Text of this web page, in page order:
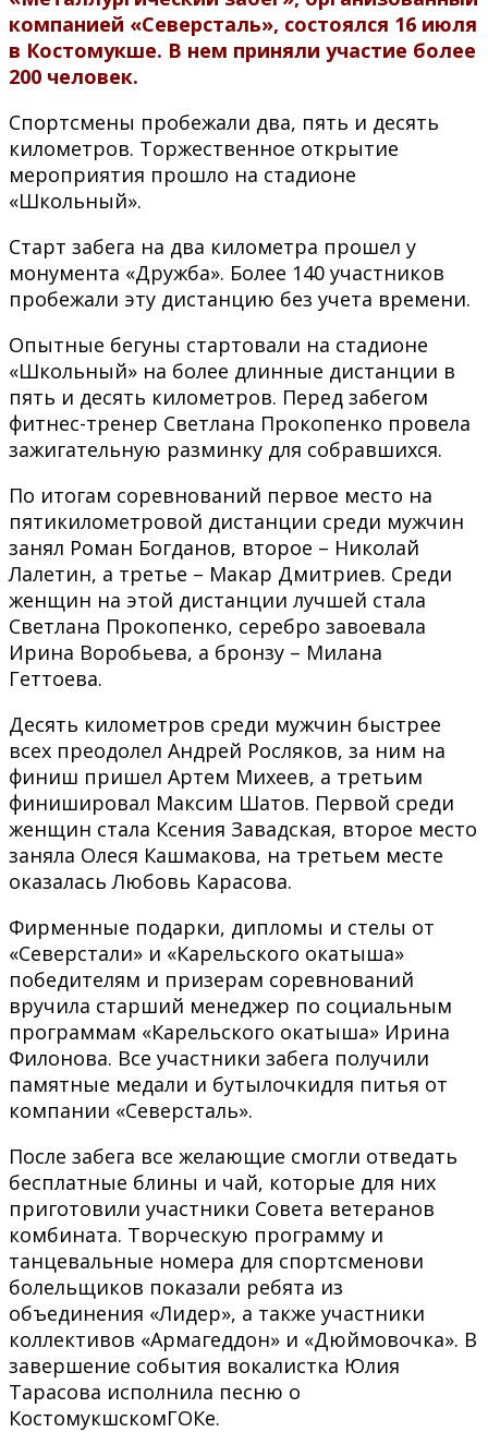
компанией «Северсталь», состоялся 16 июля
в Костомукше. В нем приняли участие более
200 человек.
Спортсмены пробежали два, пять и десять
километров. Торжественное открытие
мероприятия прошло на стадионе
«Школьный».
Старт забега на два километра прошел у
монумента «Дружба». Более 140 участников
пробежали эту дистанцию без учета времени.
Опытные бегуны стартовали на стадионе
«Школьный» на более длинные дистанции в
пять и десять километров. Перед забегом
фитнес-тренер Светлана Прокопенко провела
зажигательную разминку для собравшихся.
По итогам соревнований первое место на
пятикилометровой дистанции среди мужчин
занял Роман Богданов, второе – Николай
Лалетин, а третье – Макар Дмитриев. Среди
женщин на этой дистанции лучшей стала
Светлана Прокопенко, серебро завоевала
Ирина Воробьева, а бронзу – Милана
Геттоева.
Десять километров среди мужчин быстрее
всех преодолел Андрей Росляков, за ним на
финиш пришел Артем Михеев, а третьим
финишировал Максим Шатов. Первой среди
женщин стала Ксения Завадская, второе место
заняла Олеся Кашмакова, на третьем месте
оказалась Любовь Карасова.
Фирменные подарки, дипломы и стелы от
«Северстали» и «Карельского окатыша»
победителям и призерам соревнований
вручила старший менеджер по социальным
программам «Карельского окатыша» Ирина
Филонова. Все участники забега получили
памятные медали и бутылочкидля питья от
компании «Северсталь».
После забега все желающие смогли отведать
бесплатные блины и чай, которые для них
приготовили участники Совета ветеранов
комбината. Творческую программу и
танцевальные номера для спортсменови
болельщиков показали ребята из
объединения «Лидер», а также участники
коллективов «Армагеддон» и «Дюймовочка». В
завершение события вокалистка Юлия
Тарасова исполнила песню о
КостомукшскомГОКе.